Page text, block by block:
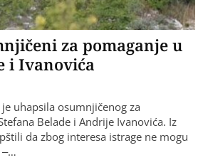
za pomaganje u
i Ivanovića
uhapsila osumnjičenog za
Belade i Andrije Ivanovića. Iz
da zbog interesa istrage ne mogu
–…